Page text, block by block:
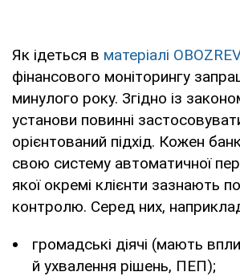
Як ідеться в матеріалі
фінансового моніторингу
минулого року. Згідно із
установи повинні
орієнтований підхід. Кожен
свою систему автоматичної
якої окремі клієнти зазнають
контролю. Серед них,
громадські діячі (мають
й ухвалення рішень, ПЕП);